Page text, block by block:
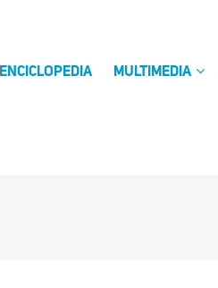
ENCICLOPEDIA MULTIMEDIA